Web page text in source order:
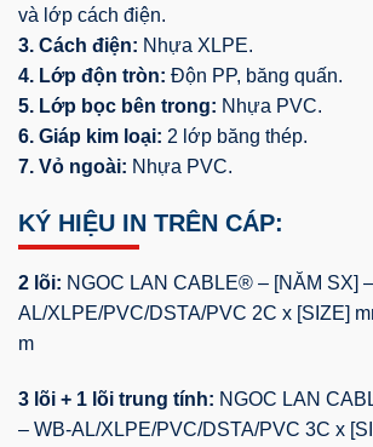
và lớp cách điện.
3. Cách điện: Nhựa XLPE.
4. Lớp độn tròn: Độn PP, băng quấn.
5. Lớp bọc bên trong: Nhựa PVC.
6. Giáp kim loại: 2 lớp băng thép.
7. Vỏ ngoài: Nhựa PVC.
KÝ HIỆU IN TRÊN CÁP:
2 lõi: NGOC LAN CABLE® – [NĂM SX]
AL/XLPE/PVC/DSTA/PVC 2C x [SIZE]
m
3 lõi + 1 lõi trung tính: NGOC LAN
– WB-AL/XLPE/PVC/DSTA/PVC 3C x